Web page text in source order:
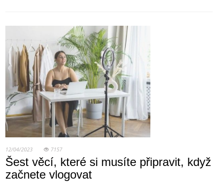
12/04/2023 7157
Šest věcí, které si musíte připravit, když
začnete vlogovat